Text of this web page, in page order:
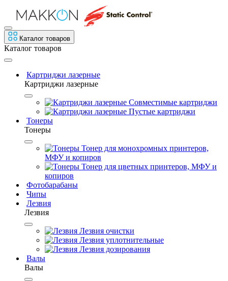
Каталог товаров
Каталог товаров
Картриджи лазерные
Картриджи лазерные
Совместимые картриджи
Пустые картриджи
Тонеры
Тонеры
Тонер для монохромных принтеров,
МФУ и копиров
Тонер для цветных принтеров, МФУ и
копиров
Фотобарабаны
Чипы
Лезвия
Лезвия
Лезвия очистки
Лезвия уплотнительные
Лезвия дозирования
Валы
Валы